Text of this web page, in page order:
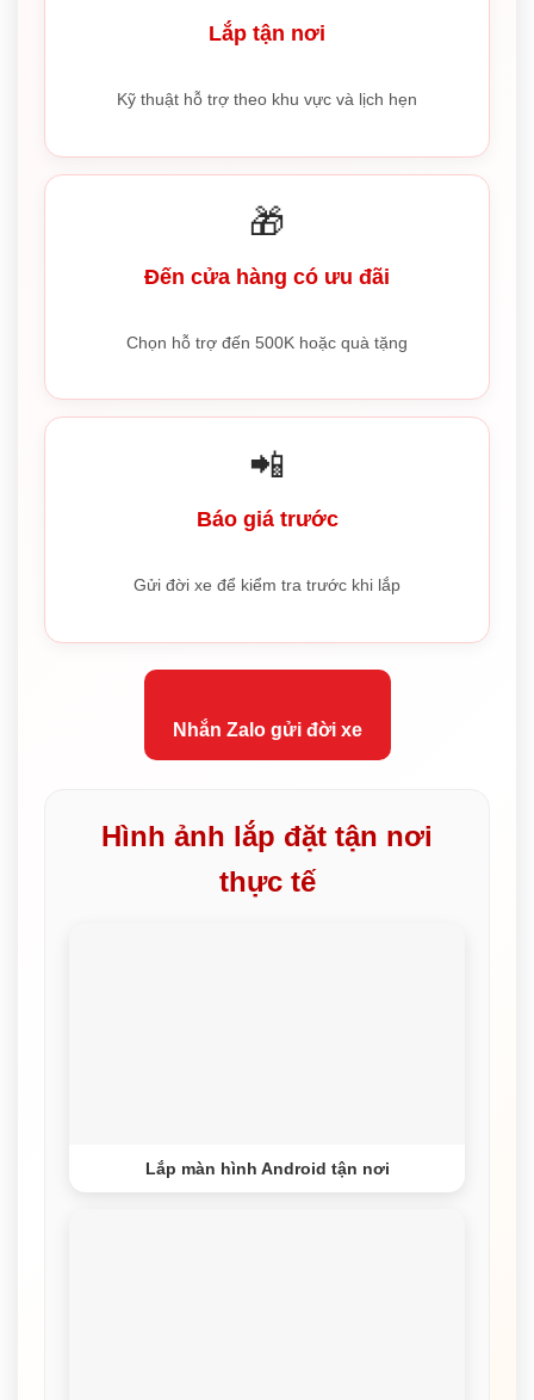
Lắp tận nơi
Kỹ thuật hỗ trợ theo khu vực và lịch hẹn
🎁
Đến cửa hàng có ưu đãi
Chọn hỗ trợ đến 500K hoặc quà tặng
📲
Báo giá trước
Gửi đời xe để kiểm tra trước khi lắp
Nhắn Zalo gửi đời xe
Hình ảnh lắp đặt tận nơi
thực tế
Lắp màn hình Android tận nơi